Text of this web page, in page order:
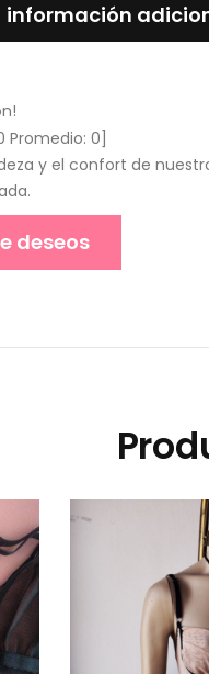
información
Promedio: 0
y el confort de
deseos
Body de